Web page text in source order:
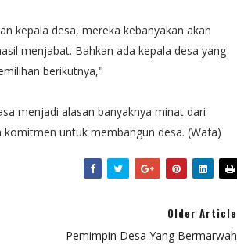
kepala desa, mereka kebanyakan akan
menjabat. Bahkan ada kepala desa yang
berikutnya,"
menjadi alasan banyaknya minat dari
untuk membangun desa. (Wafa)
Older Article
Pemimpin Desa Yang Bermarwah